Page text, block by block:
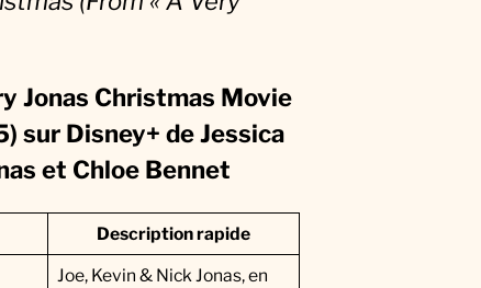
Jonas Christmas Movie
sur Disney+ de Jessica
et Chloe Bennet
Description rapide
Joe, Kevin & Nick Jonas, en